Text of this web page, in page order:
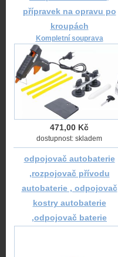
přípravek na opravu po
kroupách
Kompletní souprava
471,00 Kč
dostupnost: skladem
odpojovač autobaterie
,rozpojovač přívodu
autobaterie , odpojovač
kostry autobaterie
,odpojovač baterie